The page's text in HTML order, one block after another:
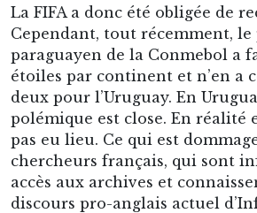
La FIFA a donc été obligée de
Cependant, tout récemment,
paraguayen de la Conmebol a
étoiles par continent et n’en a
deux pour l’Uruguay. En
polémique est close. En réalité
pas eu lieu. Ce qui est
chercheurs français, qui sont
accès aux archives et
discours pro-anglais actuel